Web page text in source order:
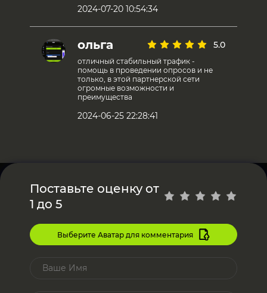
2024-07-20 10:54:34
ольга 5.0
отличный стабильный трафик -
помощь в проведении опросов и не
только, в этой партнерской сети
огромные возможности и
преимущества
2024-06-25 22:28:41
Поставьте оценку от
1 до 5
Выберите Аватар для комментария